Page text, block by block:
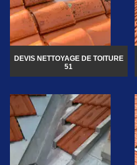
DEVIS NETTOYAGE DE TOITURE
51